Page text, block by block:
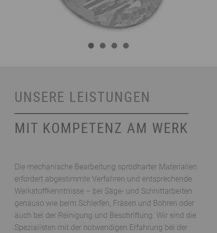
UNSERE LEISTUNGEN
MIT KOMPETENZ AM WERK
Die mechanische Bearbeitung sprödharter Materialien
erfordert abgestimmte Verfahren und entsprechende
Werkstoffkenntnisse – bei Säge- und Schnittarbeiten
genauso wie beim Schleifen, Fräsen und Bohren oder
auch bei der Reinigung und Beschriftung. Wir sind die
Spezialisten mit der notwendigen Erfahrung bei der